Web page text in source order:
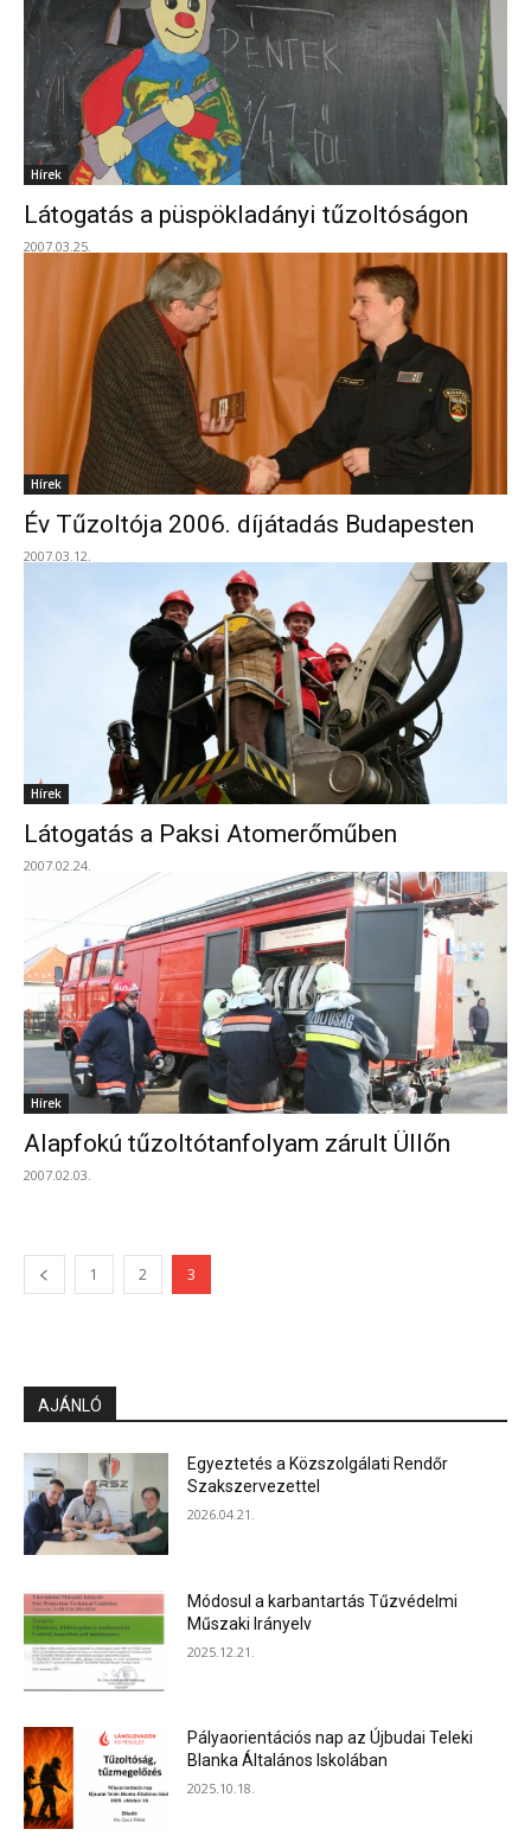
Hírek
Látogatás a püspökladányi tűzoltóságon
2007.03.25.
Hírek
Év Tűzoltója 2006. díjátadás Budapesten
2007.03.12.
Hírek
Látogatás a Paksi Atomerőműben
2007.02.24.
Hírek
Alapfokú tűzoltótanfolyam zárult Üllőn
2007.02.03.
1 2 3
AJÁNLÓ
Egyeztetés a Közszolgálati Rendőr
Szakszervezettel
2026.04.21.
Módosul a karbantartás Tűzvédelmi
Műszaki Irányelv
2025.12.21.
Pályaorientációs nap az Újbudai Teleki
Blanka Általános Iskolában
2025.10.18.